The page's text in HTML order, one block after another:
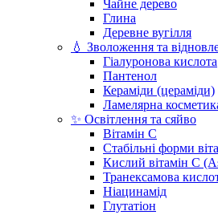
Чайне дерево
Глина
Деревне вугілля
💧 Зволоження та
Гіалуронова кислота
Пантенол
Кераміди (цераміди)
Ламелярна
✨ Освітлення та сяйво
Вітамін С
Стабільні форми
Кислий вітамін С
Транексамова
Ніацинамід
Глутатіон